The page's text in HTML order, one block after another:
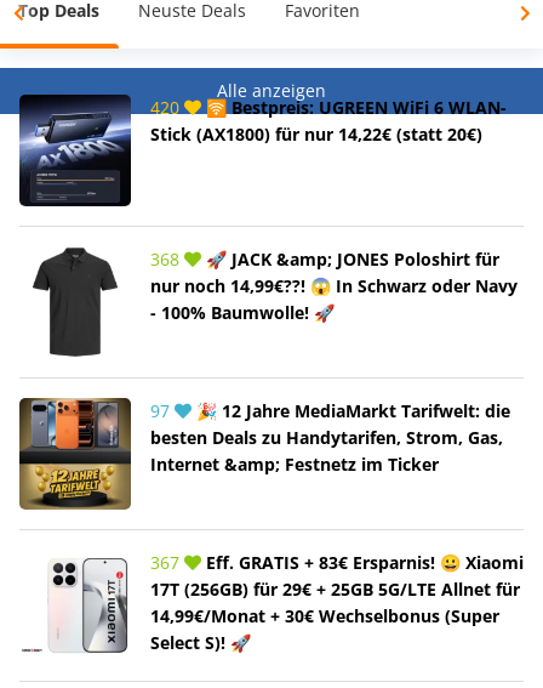
Top Deals Neuste Deals Favoriten
Alle anzeigen
420
🛜 Bestpreis: UGREEN WiFi 6 WLAN-
Stick (AX1800) für nur 14,22€ (statt 20€)
368
🚀 JACK &amp; JONES Poloshirt für
nur noch 14,99€??! 😱 In Schwarz oder Navy
- 100% Baumwolle! 🚀
97
🎉 12 Jahre MediaMarkt Tarifwelt: die
besten Deals zu Handytarifen, Strom, Gas,
Internet &amp; Festnetz im Ticker
367
Eff. GRATIS + 83€ Ersparnis! 😀 Xiaomi
17T (256GB) für 29€ + 25GB 5G/LTE Allnet für
14,99€/Monat + 30€ Wechselbonus (Super
Select S)! 🚀